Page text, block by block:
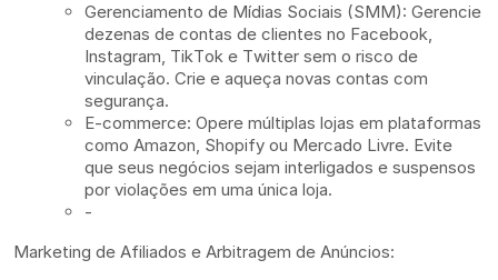
Gerenciamento de Mídias Sociais (SMM): Gerencie
dezenas de contas de clientes no Facebook,
Instagram, TikTok e Twitter sem o risco de
vinculação. Crie e aqueça novas contas com
segurança.
E-commerce: Opere múltiplas lojas em plataformas
como Amazon, Shopify ou Mercado Livre. Evite
que seus negócios sejam interligados e suspensos
por violações em uma única loja.
-
Marketing de Afiliados e Arbitragem de Anúncios: